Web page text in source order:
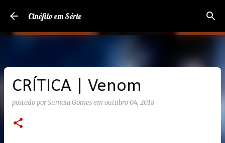
Pular para o conteúdo principal
Cinéfilo em Série
CRÍTICA | Venom
postado porSumaia Gomesem outubro 04, 2018